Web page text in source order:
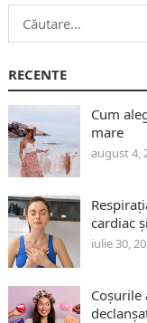
Caută
după:
RECENTE
Cum
mare
august 4,
cardiac
iulie 30,
Coșurile